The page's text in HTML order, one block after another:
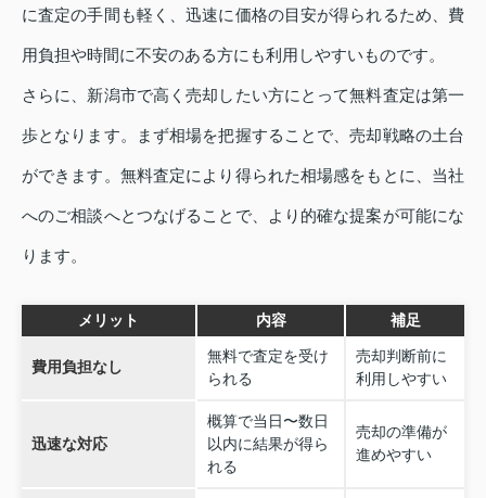
に査定の手間も軽く、迅速に価格の目安が得られるため、費
用負担や時間に不安のある方にも利用しやすいものです。
さらに、新潟市で高く売却したい方にとって無料査定は第一
歩となります。まず相場を把握することで、売却戦略の土台
ができます。無料査定により得られた相場感をもとに、当社
へのご相談へとつなげることで、より的確な提案が可能にな
ります。
メリット 内容 補足
費用負担なし
無料で査定を受け
られる
売却判断前に
利用しやすい
迅速な対応
概算で当日〜数日
以内に結果が得ら
れる
売却の準備が
進めやすい